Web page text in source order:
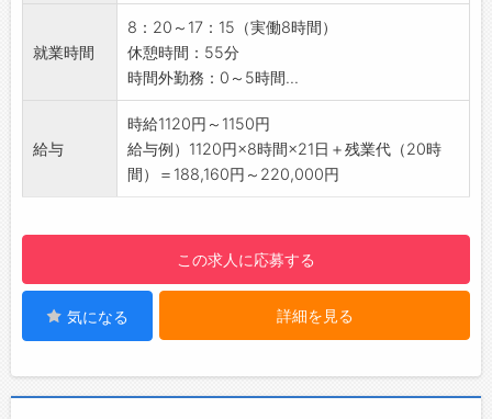
・土日休みかつ長期休暇がありますのでプライ
ベートと両立しやすいです
【研修制度】
・入社後は、作業手順について研修させていた
だきます。
作業を進めていて分からないことがあれば周
◆下はジーンズやパンツなど、ラフな格好でお
仕事ができます！
・一人一人の作業場があり、皆さん黙々と作業
・工場内は全館空調です！
就業時間
8：20～17：15（実働8時間）
休憩時間：55分
時間外勤務：0～5時間...
給与
時給1120円～1150円
給与例）1120円×8時間×21日＋残業代（20時
間）＝188,160円～220,000円
この求人に応募する
気になる 詳細を見る